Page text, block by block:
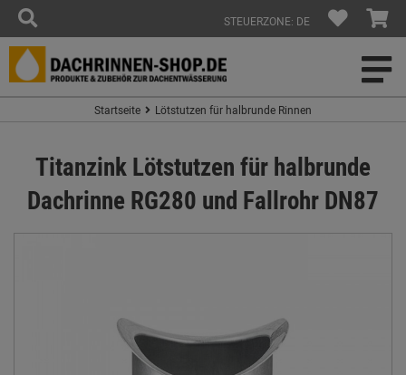
STEUERZONE: DE
Startseite Lötstutzen für halbrunde Rinnen
Titanzink Lötstutzen für halbrunde
Dachrinne RG280 und Fallrohr DN87